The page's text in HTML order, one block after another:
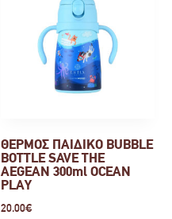
ΘΕΡΜΟΣ ΠΑΙΔΙΚΟ BUBBLE
BOTTLE SAVE THE
AEGEAN 300ml OCEAN
PLAY
20.00€